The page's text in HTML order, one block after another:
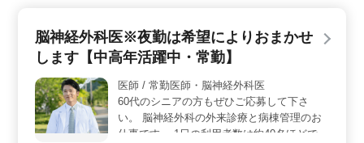
けでなく、関連商品にも触れることができる魅力があり
ます。 ＜募集要項＞ 募集職種は自動車整備士で、
契約社員・派遣社員の雇用形態です。週5〜6日の勤務
で、シフト制の休日を取得できます。年収は300万〜400
万円で、通勤手当は全額支給されます。また、契約社
員・派遣社員としての雇用形態でありながら、長期雇用
を前提としており、安定した働き方ができる点も魅力で
脳神経外科医※夜勤は希望によりおまかせ
します【中高年活躍中・常勤】
医師 / 常勤医師・脳神経外科医
60代のシニアの方もぜひご応募して下さ
い。 脳神経外科の外来診療と病棟管理のお
仕事です。 1日の利用者数は約40名ほどで